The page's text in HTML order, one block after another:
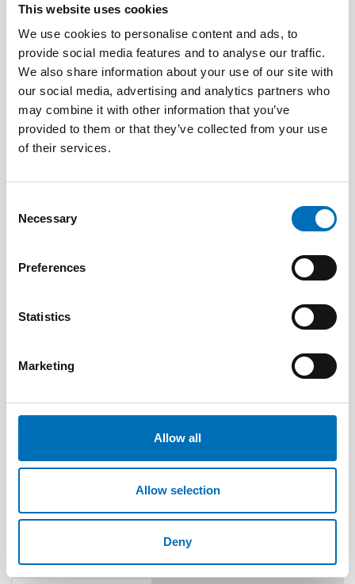
This website uses cookies
We use cookies to personalise content and ads, to
provide social media features and to analyse our traffic.
We also share information about your use of our site with
our social media, advertising and analytics partners who
may combine it with other information that you’ve
provided to them or that they’ve collected from your use
of their services.
Selection
Necessary
Preferences
Statistics
Marketing
Allow all
Allow selection
Deny
DISABILITY ISSUES
17 Jun 2026
“Active citizenship is not a privilege; it is a
right”
DISABILITY ISSUES
funksjonshinderspørsmål – Årsrapport 2024